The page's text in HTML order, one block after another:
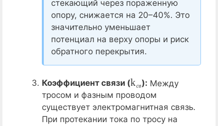
стекающий через пораженную
опору, снижается на 20–40%. Это
значительно уменьшает
потенциал на верху опоры и риск
обратного перекрытия.
Коэффициент связи ( св
k св
): Между
тросом и фазным проводом
существует электромагнитная связь.
При протекании тока по тросу на